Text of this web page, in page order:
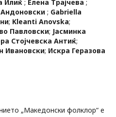
Илиќ ; Елена Трајчева ;
; Gabriella
; Kleanti Anovska;
Павловски; Јасминка
Стојчевска Антиќ;
Ивановски; Искра Геразова
„Македонски фолклор“ е